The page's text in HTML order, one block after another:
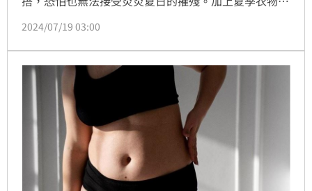
材的不足及夏天水腫等問題，也不全然是夢！
2024/07/19 03:00